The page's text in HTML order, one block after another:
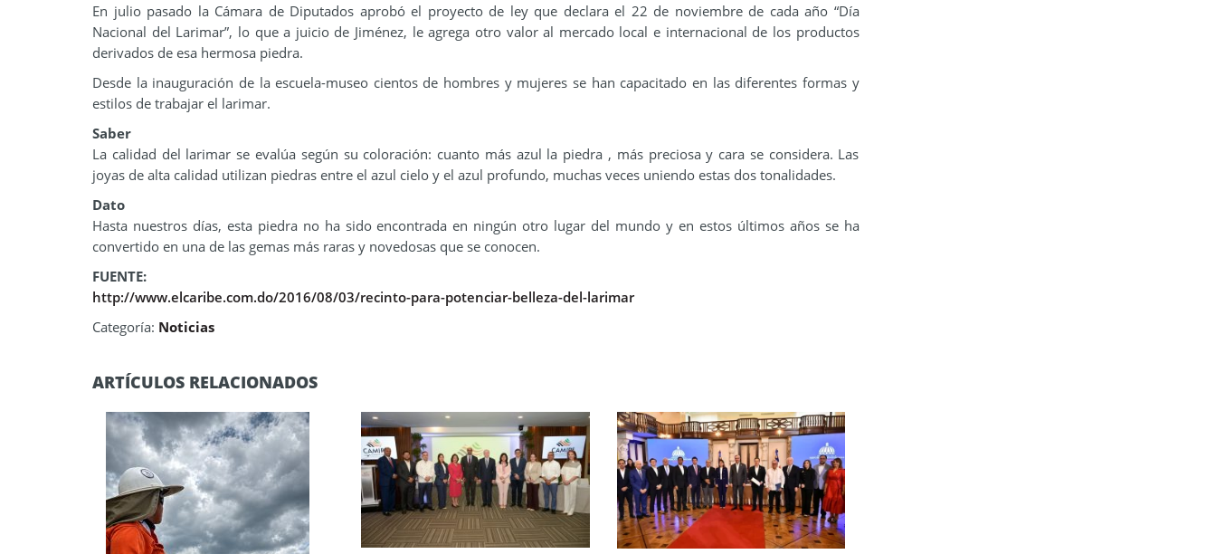
En julio pasado la Cámara de Diputados aprobó el proyecto de ley que declara el 22 de noviembre de cada año “Día
Nacional del Larimar”, lo que a juicio de Jiménez, le agrega otro valor al mercado local e internacional de los productos
derivados de esa hermosa piedra.
Desde la inauguración de la escuela-museo cientos de hombres y mujeres se han capacitado en las diferentes formas y
estilos de trabajar el larimar.
Saber
La calidad del larimar se evalúa según su coloración: cuanto más azul la piedra , más preciosa y cara se considera. Las
joyas de alta calidad utilizan piedras entre el azul cielo y el azul profundo, muchas veces uniendo estas dos tonalidades.
Dato
Hasta nuestros días, esta piedra no ha sido encontrada en ningún otro lugar del mundo y en estos últimos años se ha
convertido en una de las gemas más raras y novedosas que se conocen.
FUENTE:
http://www.elcaribe.com.do/2016/08/03/recinto-para-potenciar-belleza-del-larimar
Categoría: Noticias
ARTÍCULOS RELACIONADOS